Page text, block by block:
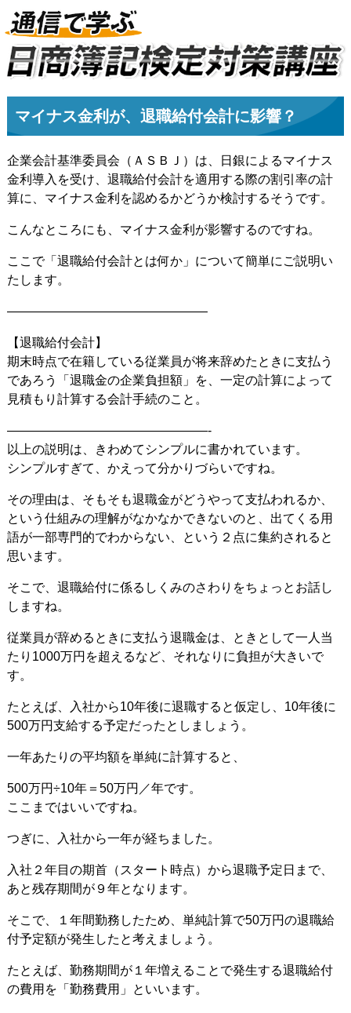
マイナス金利が、退職給付会計に影響？
企業会計基準委員会（ＡＳＢＪ）は、日銀によるマイナス
金利導入を受け、退職給付会計を適用する際の割引率の計
算に、マイナス金利を認めるかどうか検討するそうです。
こんなところにも、マイナス金利が影響するのですね。
ここで「退職給付会計とは何か」について簡単にご説明い
たします。
————————————————
【退職給付会計】
期末時点で在籍している従業員が将来辞めたときに支払う
であろう「退職金の企業負担額」を、一定の計算によって
見積もり計算する会計手続のこと。
————————————————-
以上の説明は、きわめてシンプルに書かれています。
シンプルすぎて、かえって分かりづらいですね。
その理由は、そもそも退職金がどうやって支払われるか、
という仕組みの理解がなかなかできないのと、出てくる用
語が一部専門的でわからない、という２点に集約されると
思います。
そこで、退職給付に係るしくみのさわりをちょっとお話し
しますね。
従業員が辞めるときに支払う退職金は、ときとして一人当
たり1000万円を超えるなど、それなりに負担が大きいで
す。
たとえば、入社から10年後に退職すると仮定し、10年後に
500万円支給する予定だったとしましょう。
一年あたりの平均額を単純に計算すると、
500万円÷10年＝50万円／年です。
ここまではいいですね。
つぎに、入社から一年が経ちました。
入社２年目の期首（スタート時点）から退職予定日まで、
あと残存期間が９年となります。
そこで、１年間勤務したため、単純計算で50万円の退職給
付予定額が発生したと考えましょう。
たとえば、勤務期間が１年増えることで発生する退職給付
の費用を「勤務費用」といいます。